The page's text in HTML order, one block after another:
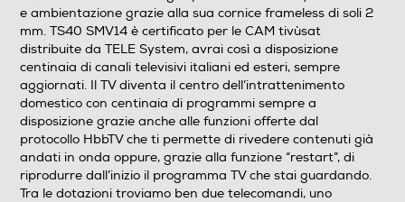
Risoluzione
Rapporto contrasto xxx a 1
5000
HDR High Dinamic Range
e ambientazione grazie alla sua cornice frameless di soli 2
mm. TS40 SMV14 è certificato per le CAM tivùsat
distribuite da TELE System, avrai così a disposizione
centinaia di canali televisivi italiani ed esteri, sempre
aggiornati. Il TV diventa il centro dell’intrattenimento
domestico con centinaia di programmi sempre a
disposizione grazie anche alle funzioni offerte dal
protocollo HbbTV che ti permette di rivedere contenuti già
andati in onda oppure, grazie alla funzione “restart”, di
riprodurre dall’inizio il programma TV che stai guardando.
Tra le dotazioni troviamo ben due telecomandi, uno